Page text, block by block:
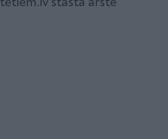
stāsta ārste